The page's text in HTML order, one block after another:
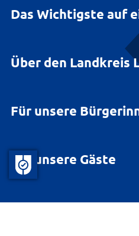
Das Wichtigste auf
Über den Landkreis
Für unsere
Für unsere Gäste